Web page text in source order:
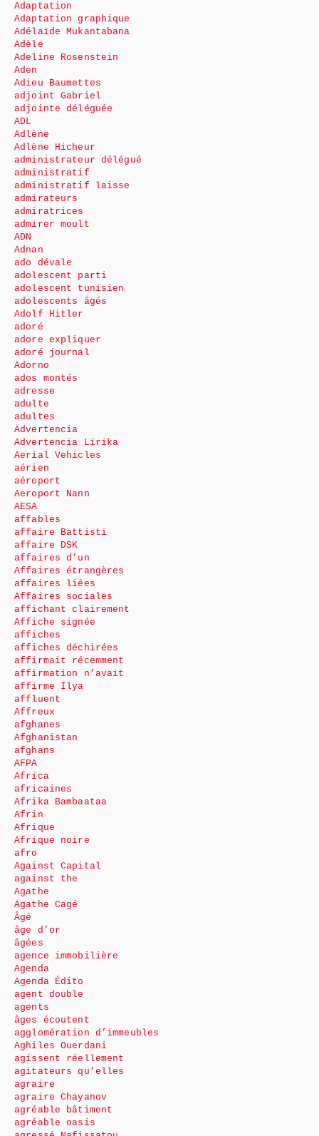
Adaptation
Adaptation graphique
Adélaïde Mukantabana
Adèle
Adeline Rosenstein
Aden
Adieu Baumettes
adjoint Gabriel
adjointe déléguée
ADL
Adlène
Adlène Hicheur
administrateur délégué
administratif
administratif laisse
admirateurs
admiratrices
admirer moult
ADN
Adnan
ado dévale
adolescent parti
adolescent tunisien
adolescents âgés
Adolf Hitler
adoré
adore expliquer
adoré journal
Adorno
ados montés
adresse
adulte
adultes
Advertencia
Advertencia Lirika
Aerial Vehicles
aérien
aéroport
Aeroport Nann
AESA
affables
affaire Battisti
affaire DSK
affaires d’un
Affaires étrangères
affaires liées
Affaires sociales
affichant clairement
Affiche signée
affiches
affiches déchirées
affirmait récemment
affirmation n’avait
affirme Ilya
affluent
Affreux
afghanes
Afghanistan
afghans
AFPA
Africa
africaines
Afrika Bambaataa
Afrin
Afrique
Afrique noire
afro
Against Capital
against the
Agathe
Agathe Cagé
Âgé
âge d’or
âgées
agence immobilière
Agenda
Agenda Édito
agent double
agents
âges écoutent
agglomération d’immeubles
Aghiles Ouerdani
agissent réellement
agitateurs qu’elles
agraire
agraire Chayanov
agréable bâtiment
agréable oasis